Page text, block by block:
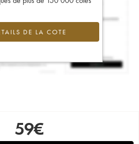
DE LA COTE
59€